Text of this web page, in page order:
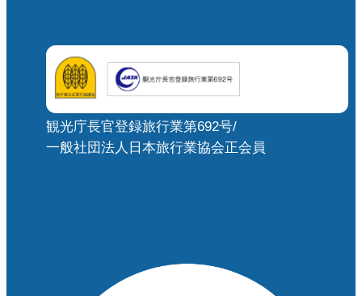
観光庁長官登録旅行業第692号/
一般社団法人日本旅行業協会正会員